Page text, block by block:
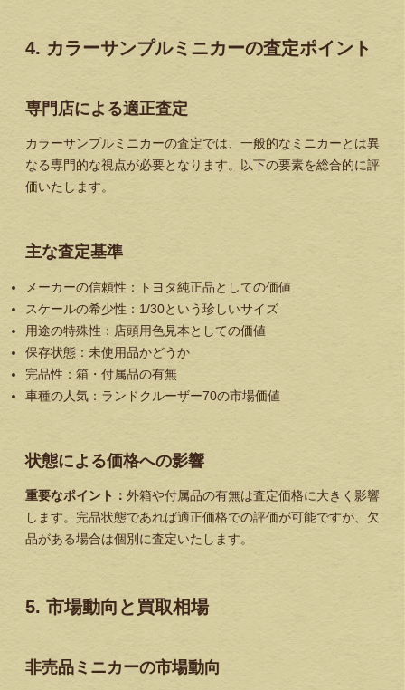
4. カラーサンプルミニカーの査定ポイント
専門店による適正査定
カラーサンプルミニカーの査定では、一般的なミニカーとは異
なる専門的な視点が必要となります。以下の要素を総合的に評
価いたします。
主な査定基準
メーカーの信頼性 ：トヨタ純正品としての価値
スケールの希少性 ：1/30という珍しいサイズ
用途の特殊性 ：店頭用色見本としての価値
保存状態 ：未使用品かどうか
完品性 ：箱・付属品の有無
車種の人気 ：ランドクルーザー70の市場価値
状態による価格への影響
重要なポイント： 外箱や付属品の有無は査定価格に大きく影響
します。完品状態であれば適正価格での評価が可能ですが、欠
品がある場合は個別に査定いたします。
5. 市場動向と買取相場
非売品ミニカーの市場動向